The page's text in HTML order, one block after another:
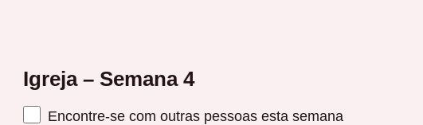
Igreja – Semana 4
Encontre-se com outras pessoas esta semana